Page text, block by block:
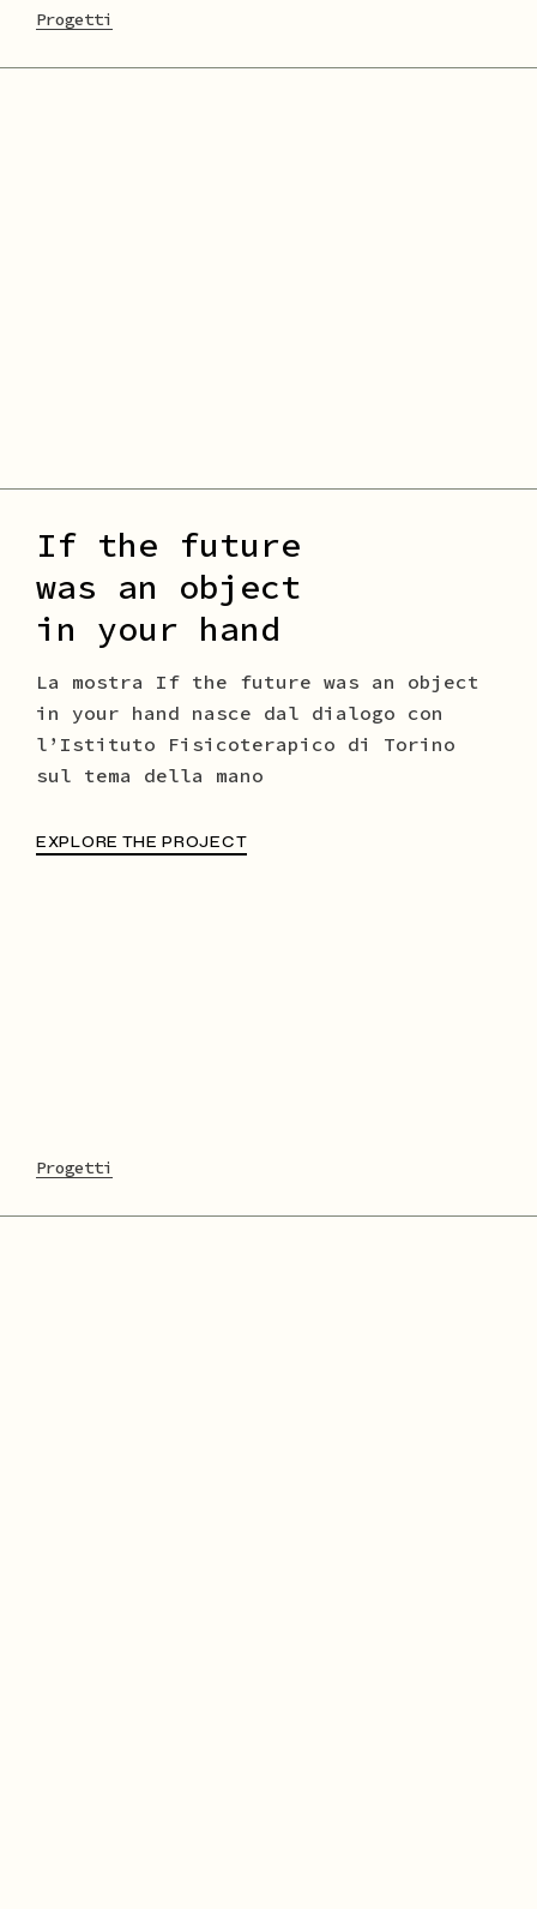
Progetti
If the future
was an object
in your hand
La mostra If the future was an object
in your hand nasce dal dialogo con
l’Istituto Fisicoterapico di Torino
sul tema della mano
EXPLORE THE PROJECT
Progetti